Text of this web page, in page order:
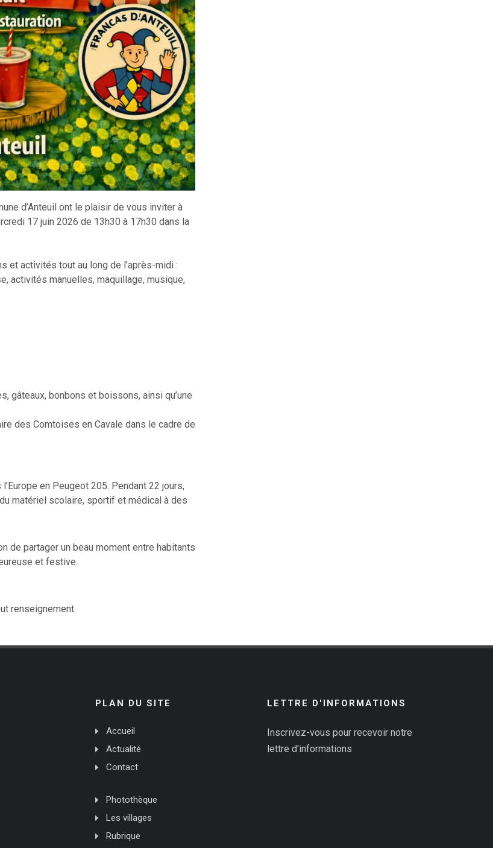
d’Anteuil ont le plaisir de vous inviter à
17 juin 2026 de 13h30 à 17h30 dans la
et activités tout au long de l’après-midi :
activités manuelles, maquillage, musique,
gâteaux, bonbons et boissons, ainsi qu’une
des Comtoises en Cavale dans le cadre de
en Peugeot 205. Pendant 22 jours,
matériel scolaire, sportif et médical à des
de partager un beau moment entre habitants
et festive.
renseignement.
PLAN DU SITE
Accueil
Actualité
Contact
Photothèque
Les villages
Rubrique
LETTRE D'INFORMATIONS
Inscrivez-vous pour recevoir notre
lettre d'informations